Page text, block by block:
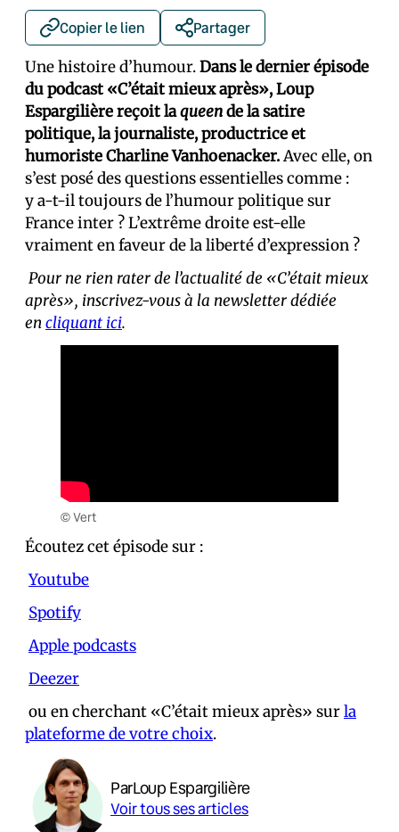
Copier le lien Partager
Une histoire d’humour.Dans le dernier épisode
du podcast «C’était mieux après», Loup
Espargilière reçoit laqueende la satire
politique, la journaliste, productrice et
humoriste Charline Vanhoenacker.Avec elle, on
s’est posé des questions essentielles comme :
y a-t-il toujours de l’humour politique sur
France inter ? L’extrême droite est-elle
vraiment en faveur de la liberté d’expression ?
Pour ne rien rater de l’actualité de «C’était mieux
après», inscrivez-vous à la newsletter dédiée
encliquant ici.
© Vert
Écoutez cet épisode sur :
Youtube
Spotify
Apple podcasts
Deezer
ou en cherchant «C’était mieux après» surla
plateforme de votre choix.
ParLoup Espargilière
Voir tous ses articles